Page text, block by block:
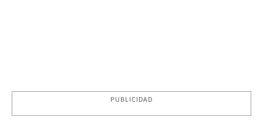
PUBLICIDAD